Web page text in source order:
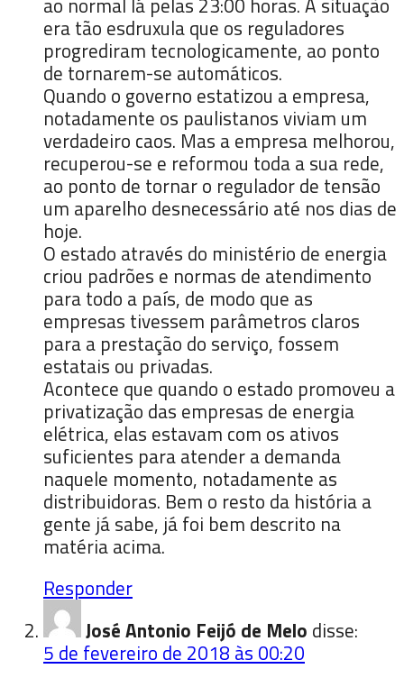
era tão esdruxula que os reguladores
progrediram tecnologicamente, ao ponto
de tornarem-se automáticos.
Quando o governo estatizou a empresa,
notadamente os paulistanos viviam um
verdadeiro caos. Mas a empresa melhorou,
recuperou-se e reformou toda a sua rede,
ao ponto de tornar o regulador de tensão
um aparelho desnecessário até nos dias de
hoje.
O estado através do ministério de energia
criou padrões e normas de atendimento
para todo a país, de modo que as
empresas tivessem parâmetros claros
para a prestação do serviço, fossem
estatais ou privadas.
Acontece que quando o estado promoveu a
privatização das empresas de energia
elétrica, elas estavam com os ativos
suficientes para atender a demanda
naquele momento, notadamente as
distribuidoras. Bem o resto da história a
gente já sabe, já foi bem descrito na
matéria acima.
Responder
José Antonio Feijó de Melo disse:
5 de fevereiro de 2018 às 00:20